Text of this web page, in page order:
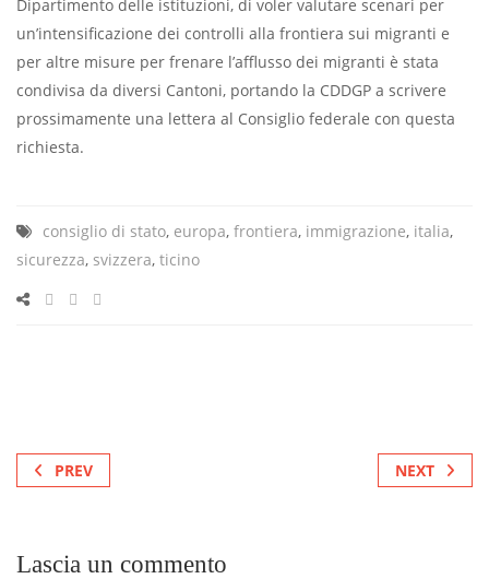
Dipartimento delle istituzioni, di voler valutare scenari per
un’intensificazione dei controlli alla frontiera sui migranti e
per altre misure per frenare l’afflusso dei migranti è stata
condivisa da diversi Cantoni, portando la CDDGP a scrivere
prossimamente una lettera al Consiglio federale con questa
richiesta.
consiglio di stato, europa, frontiera, immigrazione, italia,
sicurezza, svizzera, ticino
PREV NEXT
Lascia un commento